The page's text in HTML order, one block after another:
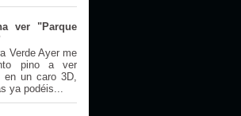
ver "Parque
Verde Ayer me
pino a ver
en un caro 3D,
ya podéis...